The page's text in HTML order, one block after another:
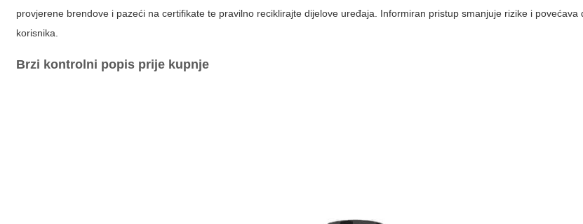
provjerene brendove i pazeći na certifikate te pravilno reciklirajte dijelove uređaja. Informiran pristup smanjuje rizike i povećava
korisnika.
Brzi kontrolni popis prije kupnje